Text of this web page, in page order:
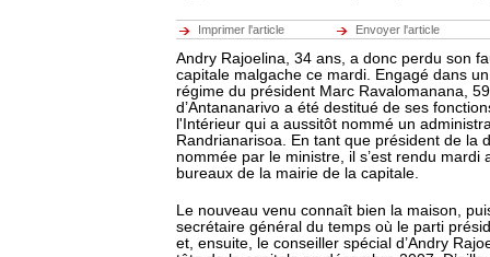
Imprimer l'article Envoyer l'article
Andry Rajoelina, 34 ans, a donc perdu son
capitale malgache ce mardi. Engagé dans
régime du président Marc Ravalomanana,
d’Antananarivo a été destitué de ses
l'Intérieur qui a aussitôt nommé un
Randrianarisoa. En tant que président de la
nommée par le ministre, il s’est rendu mardi
bureaux de la mairie de la capitale.
Le nouveau venu connaît bien la maison,
secrétaire général du temps où le parti
et, ensuite, le conseiller spécial d’Andry